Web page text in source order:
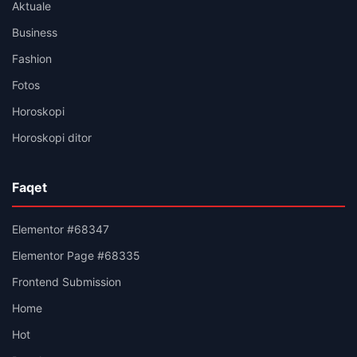
Aktuale
Business
Fashion
Fotos
Horoskopi
Horoskopi ditor
Faqet
Elementor #68347
Elementor Page #68335
Frontend Submission
Home
Hot